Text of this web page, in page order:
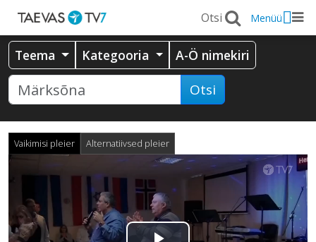
Menüü
Teema Kategooria A-Ö nimekiri
Otsi
Vaikimisi pleier Alternatiivsed pleier